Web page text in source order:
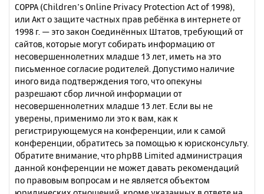
COPPA (Children’s Online Privacy Protection Act of 1998),
или Акт о защите частных прав ребёнка в интернете от
1998 г. — это закон Соединённых Штатов, требующий от
сайтов, которые могут собирать информацию от
несовершеннолетних младше 13 лет, иметь на это
письменное согласие родителей. Допустимо наличие
иного вида подтверждения того, что опекуны
разрешают сбор личной информации от
несовершеннолетних младше 13 лет. Если вы не
уверены, применимо ли это к вам, как к
регистрирующемуся на конференции, или к самой
конференции, обратитесь за помощью к юрисконсульту.
Обратите внимание, что phpBB Limited администрация
данной конференции не может давать рекомендаций
по правовым вопросам и не является объектом